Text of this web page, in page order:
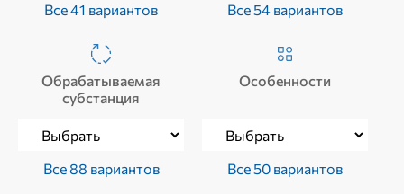
Все 41 вариантов Все 54 вариантов
Обрабатываемая
субстанция
Все 88 вариантов
Особенности
Все 50 вариантов